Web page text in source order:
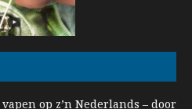
op z’n Nederlands – door